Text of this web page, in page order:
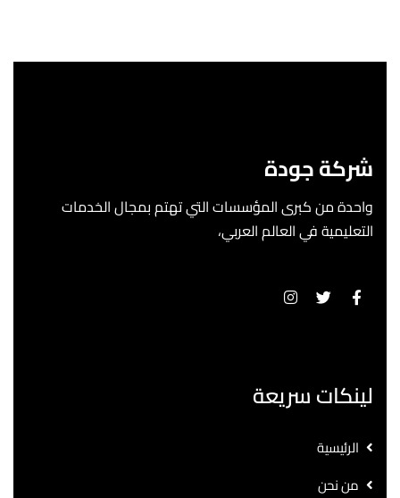
شركة جودة
واحدة من كبرى المؤسسات التي تهتم بمجال الخدمات
التعليمية في العالم العربي،
لينكات سريعة
الرئيسية
من نحن